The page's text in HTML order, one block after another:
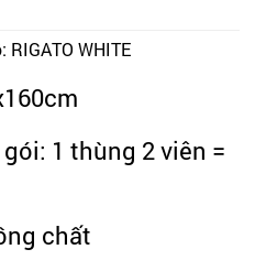
WHITE
1 thùng 2 viên =
chất